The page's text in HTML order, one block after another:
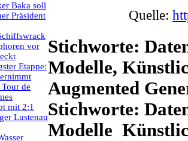
Baka soll
Präsident
vor
Etappe:
de
mit 2:1
Lustenau
Quelle:
Stichworte:
Modelle,
Augmented
Stichworte:
Modelle